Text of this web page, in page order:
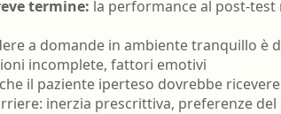
termine: la performance al post-
a domande in ambiente tranquillo è
incomplete, fattori emotivi
il paziente iperteso dovrebbe
inerzia prescrittiva, preferenze